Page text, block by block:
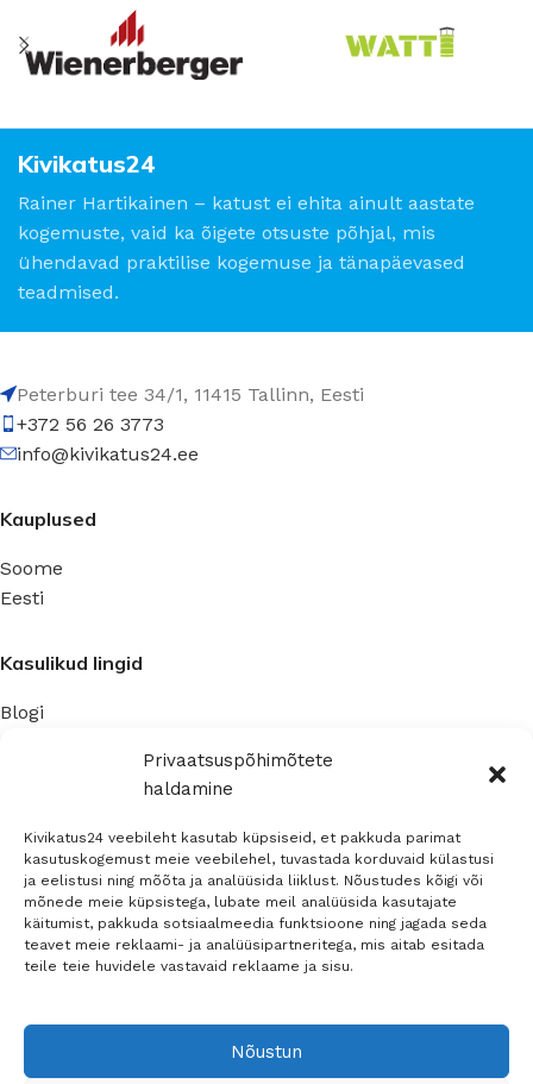
Privaatsuspõhimõtete
haldamine
Kivikatus24 veebileht kasutab küpsiseid, et pakkuda parimat
kasutuskogemust meie veebilehel, tuvastada korduvaid külastusi
ja eelistusi ning mõõta ja analüüsida liiklust. Nõustudes kõigi või
mõnede meie küpsistega, lubate meil analüüsida kasutajate
käitumist, pakkuda sotsiaalmeedia funktsioone ning jagada seda
teavet meie reklaami- ja analüüsipartneritega, mis aitab esitada
teile teie huvidele vastavaid reklaame ja sisu.
Nõustun
Kivikatus24
Rainer Hartikainen – katust ei ehita ainult aastate
kogemuste, vaid ka õigete otsuste põhjal, mis
ühendavad praktilise kogemuse ja tänapäevased
teadmised.
Peterburi tee 34/1, 11415 Tallinn, Eesti
+372 56 26 3773
info@kivikatus24.ee
Kauplused
Soome
Eesti
Kasulikud lingid
Blogi
Kontaktinfo
Müügitingimused
Sosiaalinen media